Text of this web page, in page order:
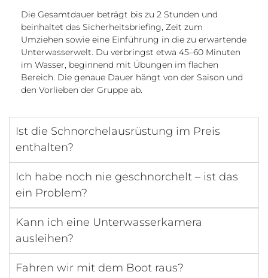
Die Gesamtdauer beträgt bis zu 2 Stunden und
beinhaltet das Sicherheitsbriefing, Zeit zum
Umziehen sowie eine Einführung in die zu erwartende
Unterwasserwelt. Du verbringst etwa 45–60 Minuten
im Wasser, beginnend mit Übungen im flachen
Bereich. Die genaue Dauer hängt von der Saison und
den Vorlieben der Gruppe ab.
Ist die Schnorchelausrüstung im Preis
enthalten?
Ich habe noch nie geschnorchelt – ist das
ein Problem?
Kann ich eine Unterwasserkamera
ausleihen?
Fahren wir mit dem Boot raus?